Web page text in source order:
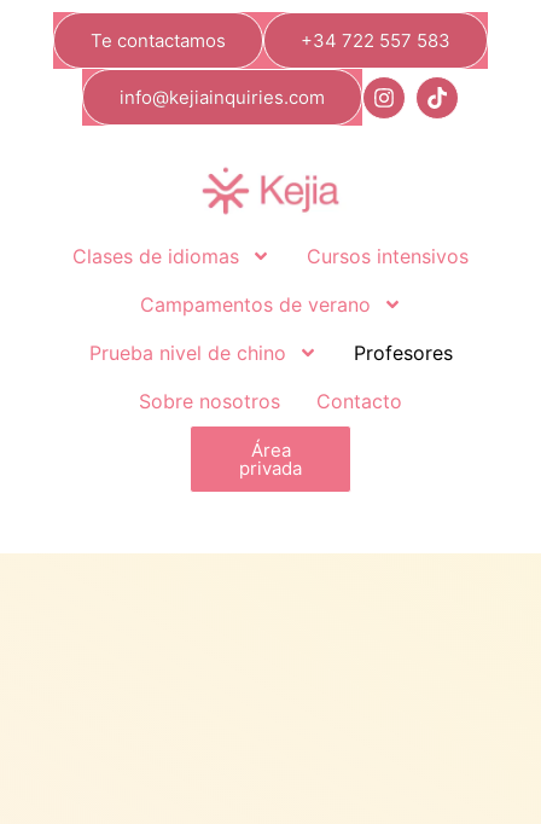
Te contactamos +34 722 557 583
info@kejiainquiries.com
Clases de idiomas
Cursos intensivos
Campamentos de verano
Prueba nivel de chino
Profesores
Sobre nosotros
Contacto
Área
privada